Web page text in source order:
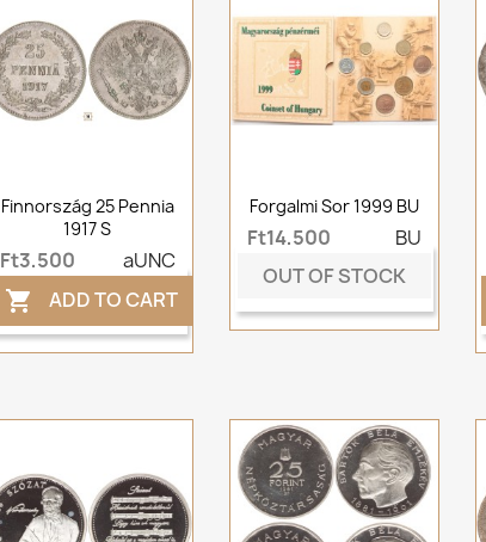
Finnország 25 Pennia
1917 S
Ft3,500 aUNC
 ADD TO CART
Forgalmi Sor 1999 BU
Ft14,500
BU
OUT OF STOCK